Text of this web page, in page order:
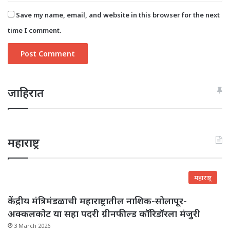
Save my name, email, and website in this browser for the next
time I comment.
जाहिरात
महाराष्ट्र
महाराष्ट्र
केंद्रीय मंत्रिमंडळाची महाराष्ट्रातील नाशिक-सोलापूर-
अक्कलकोट या सहा पदरी ग्रीनफील्ड कॉरिडॉरला मंजुरी
3 March 2026